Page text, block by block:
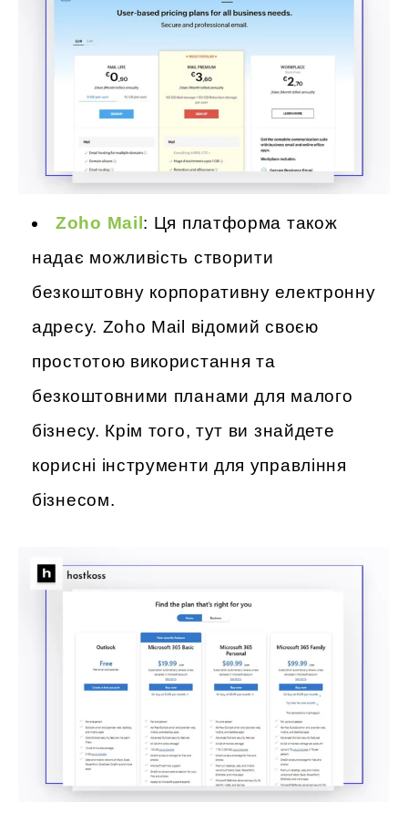
Zoho Mail : Ця платформа також
надає можливість створити
безкоштовну корпоративну електронну
адресу. Zoho Mail відомий своєю
простотою використання та
безкоштовними планами для малого
бізнесу. Крім того, тут ви знайдете
корисні інструменти для управління
бізнесом.